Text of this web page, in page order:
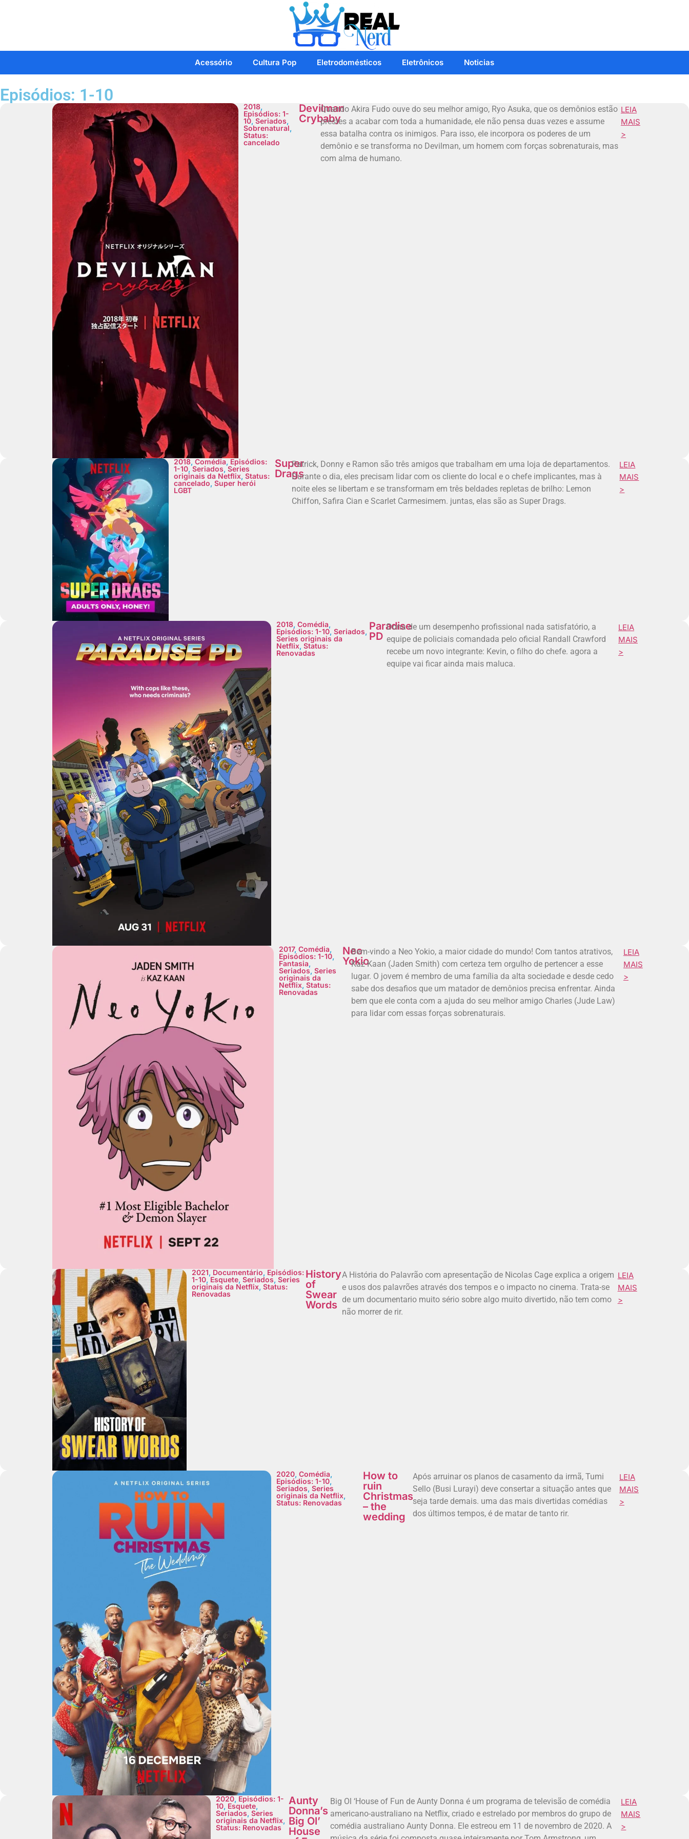
Acessório Cultura Pop Eletrodomésticos Eletrônicos Noticias
Episódios: 1-10
2018,
Episódios: 1-
10,Seriados,
Sobrenatural,
Status:
cancelado
Devilman
Crybaby
Quando Akira Fudo ouve do seu melhor amigo, Ryo Asuka, que os demônios estão
prestes a acabar com toda a humanidade, ele não pensa duas vezes e assume
essa batalha contra os inimigos. Para isso, ele incorpora os poderes de um
demônio e se transforma no Devilman, um homem com forças sobrenaturais, mas
com alma de humano.
LEIA
MAIS
>
2018, Comédia, Episódios:
1-10,Seriados,Series
originais da Netflix, Status:
cancelado, Super herói
LGBT
Super
Drags
Patrick, Donny e Ramon são três amigos que trabalham em uma loja de departamentos.
Durante o dia, eles precisam lidar com os cliente do local e o chefe implicantes, mas à
noite eles se libertam e se transformam em três beldades repletas de brilho: Lemon
Chiffon, Safira Cian e Scarlet Carmesimem. juntas, elas são as Super Drags.
LEIA
MAIS
>
2018,Comédia,
Episódios: 1-10,Seriados,
Series originais da
Netflix,Status:
Renovadas
Paradise
PD
Dona de um desempenho profissional nada satisfatório, a
equipe de policiais comandada pelo oficial Randall Crawford
recebe um novo integrante: Kevin, o filho do chefe. agora a
equipe vai ficar ainda mais maluca.
LEIA
MAIS
>
2017, Comédia,
Episódios: 1-10,
Fantasia,
Seriados, Series
originais da
Netflix, Status:
Renovadas
Neo
Yokio
Bem-vindo a Neo Yokio, a maior cidade do mundo! Com tantos atrativos,
Kaz Kaan (Jaden Smith) com certeza tem orgulho de pertencer a esse
lugar. O jovem é membro de uma família da alta sociedade e desde cedo
sabe dos desafios que um matador de demônios precisa enfrentar. Ainda
bem que ele conta com a ajuda do seu melhor amigo Charles (Jude Law)
para lidar com essas forças sobrenaturais.
LEIA
MAIS
>
2021, Documentário, Episódios:
1-10,Esquete, Seriados, Series
originais da Netflix, Status:
Renovadas
History
of
Swear
Words
A História do Palavrão com apresentação de Nicolas Cage explica a origem
e usos dos palavrões através dos tempos e o impacto no cinema. Trata-se
de um documentario muito sério sobre algo muito divertido, não tem como
não morrer de rir.
LEIA
MAIS
>
2020,Comédia,
Episódios: 1-10,
Seriados,Series
originais da Netflix,
Status: Renovadas
How to
ruin
Christmas
– the
wedding
Após arruinar os planos de casamento da irmã, Tumi
Sello (Busi Lurayi) deve consertar a situação antes que
seja tarde demais. uma das mais divertidas comédias
dos últimos tempos, é de matar de tanto rir.
LEIA
MAIS
>
2020, Episódios: 1-
10, Esquete,
Seriados, Series
originais da Netflix,
Status: Renovadas
Aunty
Donna’s
Big Ol’
House
Big Ol ‘House of Fun de Aunty Donna é um programa de televisão de comédia
americano-australiano na Netflix, criado e estrelado por membros do grupo de
comédia australiano Aunty Donna. Ele estreou em 11 de novembro de 2020. A
LEIA
MAIS
>